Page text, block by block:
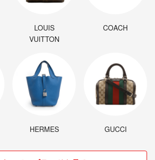
LOUIS
VUITTON
COACH
HERMES GUCCI